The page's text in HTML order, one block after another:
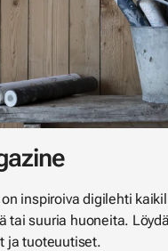
inspiroiva digilehti
tai suuria huoneita.
ja tuoteuutiset.